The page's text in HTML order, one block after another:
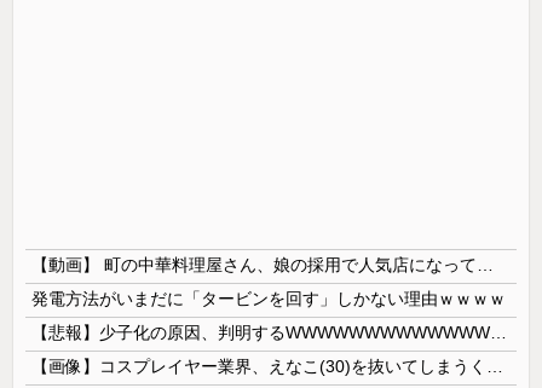
発電方法がいまだに「タービンを回す」しかない理由ｗｗｗｗ